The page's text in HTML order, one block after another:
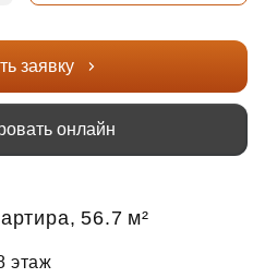
заявку
онлайн
56.7 м²
этаж